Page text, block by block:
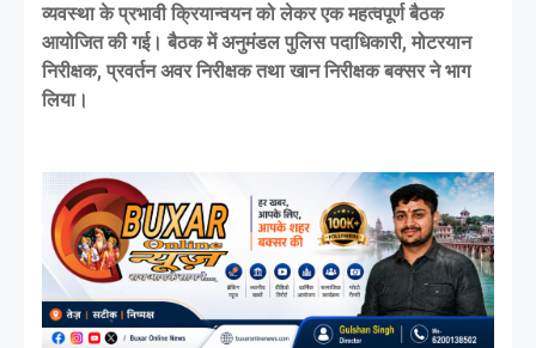
व्यवस्था के प्रभावी क्रियान्वयन को लेकर एक महत्वपूर्ण बैठक
आयोजित की गई। बैठक में अनुमंडल पुलिस पदाधिकारी, मोटरयान
निरीक्षक, प्रवर्तन अवर निरीक्षक तथा खान निरीक्षक बक्सर ने भाग
लिया।